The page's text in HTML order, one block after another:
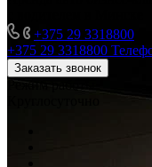
+375 29 3318800
+375 29 3318800
Заказать звонок
Режим работы